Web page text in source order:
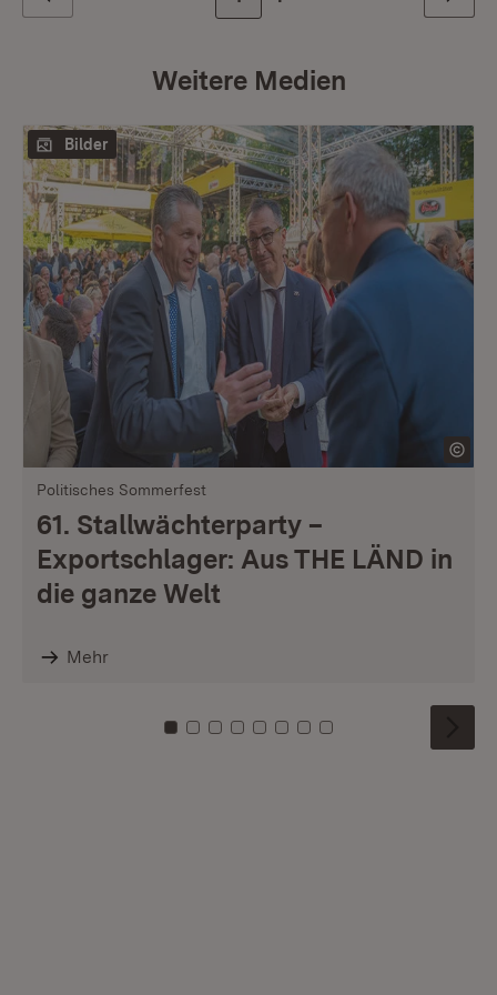
Weiter
Weitere Medien
Bilder
Politisches Sommerfest
61. Stallwächterparty –
Exportschlager: Aus THE LÄND in
die ganze Welt
Mehr
Zu Kachel: 0
Zu Kachel: 1
Zu Kachel: 2
Zu Kachel: 3
Zu Kachel: 4
Zu Kachel: 5
Zu Kachel: 6
Zu Kachel: 7